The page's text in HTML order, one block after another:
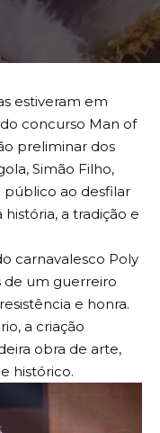
estiveram em
concurso Man of
preliminar dos
Simão Filho,
público ao desfilar
a tradição e
carnavalesco Poly
de um guerreiro
e honra.
a criação
obra de arte,
histórico.